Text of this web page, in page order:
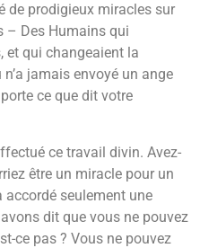
de prodigieux miracles sur
– Des Humains qui
et qui changeaient la
jamais envoyé un ange
ce que dit votre
ce travail divin. Avez-
être un miracle pour un
accordé seulement une
dit que vous ne pouvez
ce pas ? Vous ne pouvez